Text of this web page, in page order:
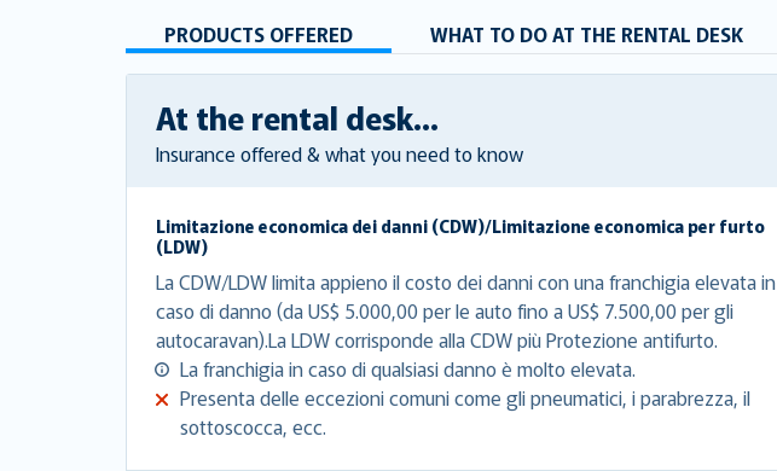
PRODUCTS OFFERED WHAT TO DO AT THE RENTAL DESK
At the rental desk...
Insurance offered & what you need to know
Limitazione economica dei danni (CDW)/Limitazione economica per furto
(LDW)
La CDW/LDW limita appieno il costo dei danni con una franchigia elevata in
caso di danno (da US$ 5.000,00 per le auto fino a US$ 7.500,00 per gli
autocaravan).La LDW corrisponde alla CDW più Protezione antifurto.
La franchigia in caso di qualsiasi danno è molto elevata.
Presenta delle eccezioni comuni come gli pneumatici, i parabrezza, il
sottoscocca, ecc.